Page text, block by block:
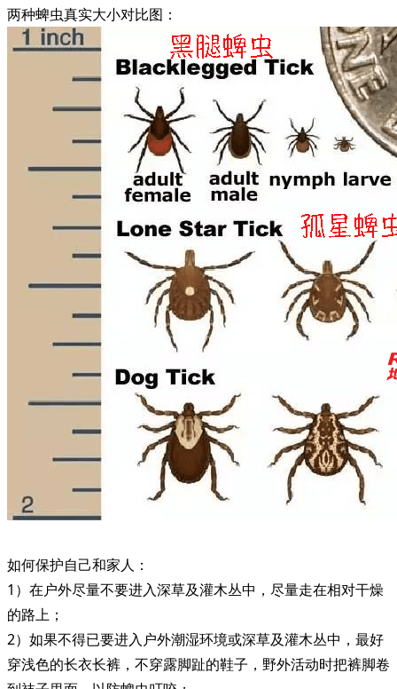
两种蜱虫真实大小对比图：
如何保护自己和家人：
1）在户外尽量不要进入深草及灌木丛中，尽量走在相对干燥
的路上；
2）如果不得已要进入户外潮湿环境或深草及灌木丛中，最好
穿浅色的长衣长裤，不穿露脚趾的鞋子，野外活动时把裤脚卷